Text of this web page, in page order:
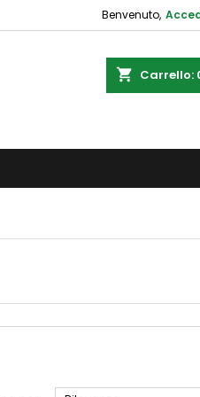
Benvenuto,
shopping_cart Carrello: